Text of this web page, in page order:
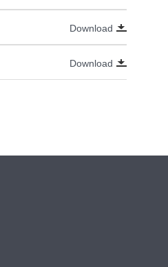
Download
Download